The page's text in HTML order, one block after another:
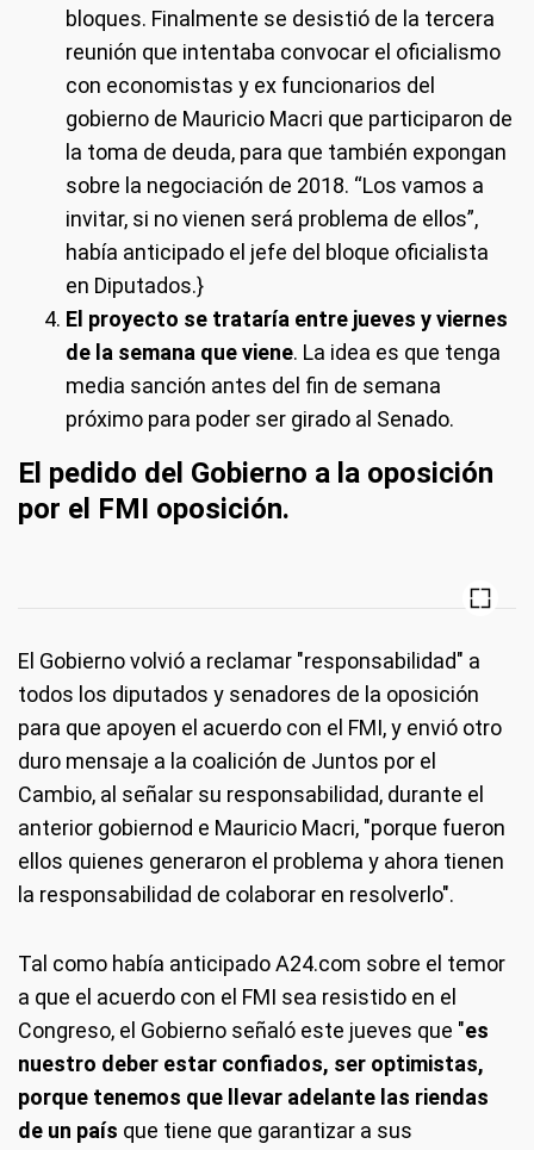
bloques. Finalmente se desistió de la tercera
reunión que intentaba convocar el oficialismo
con economistas y ex funcionarios del
gobierno de Mauricio Macri que participaron de
la toma de deuda, para que también expongan
sobre la negociación de 2018. “Los vamos a
invitar, si no vienen será problema de ellos”,
había anticipado el jefe del bloque oficialista
en Diputados.}
El proyecto se trataría entre jueves y viernes
de la semana que viene. La idea es que tenga
media sanción antes del fin de semana
próximo para poder ser girado al Senado.
El pedido del Gobierno a la oposición
por el FMI oposición.
El Gobierno volvió a reclamar "responsabilidad" a
todos los diputados y senadores de la oposición
para que apoyen el acuerdo con el FMI, y envió otro
duro mensaje a la coalición de Juntos por el
Cambio, al señalar su responsabilidad, durante el
anterior gobiernod e Mauricio Macri, "porque fueron
ellos quienes generaron el problema y ahora tienen
la responsabilidad de colaborar en resolverlo".
Tal como había anticipado A24.com sobre el temor
a que el acuerdo con el FMI sea resistido en el
Congreso, el Gobierno señaló este jueves que "es
nuestro deber estar confiados, ser optimistas,
porque tenemos que llevar adelante las riendas
de un país que tiene que garantizar a sus